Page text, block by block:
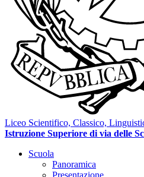
Liceo Scientifico, Classico,
Istruzione Superiore di via delle
Scuola
Panoramica
Presentazione